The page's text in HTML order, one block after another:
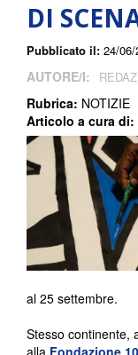
DI
Pubblicato il: 24/
AUTORE/I:
Rubrica: NOTIZIE
Articolo a cura di:
al 25 settembre.
Stesso continente,